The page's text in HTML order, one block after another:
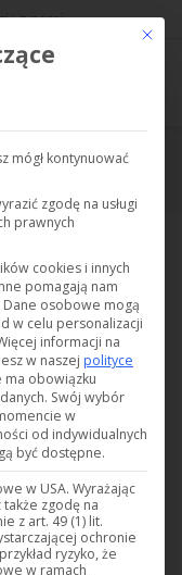
z nami
produkty
DC-CO2
CO2 0-5%, 24
Ce
mógł kontynuować
zgodę na usługi
prawnych
cookies i innych
pomagają nam
Dane osobowe mogą
w celu personalizacji
informacji na
w naszej polityce
ma obowiązku
Swój wybór
w
od indywidualnych
być dostępne.
w USA. Wyrażając
także zgodę na
z art. 49 (1) lit.
ochronie
ryzyko, że
w ramach